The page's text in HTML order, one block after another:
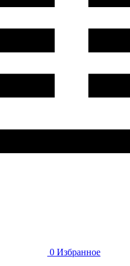
0 Избранное